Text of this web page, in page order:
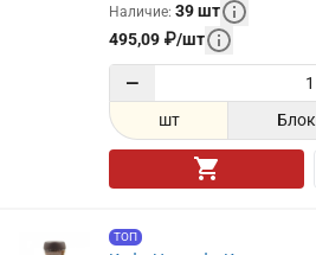
Наличие: 39шт
495,09 ₽/шт
−
шт Блок
ТОП